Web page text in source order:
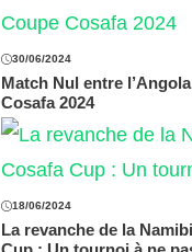
30/06/2024
Match Nul entre
Cosafa 2024
18/06/2024
La revanche de la